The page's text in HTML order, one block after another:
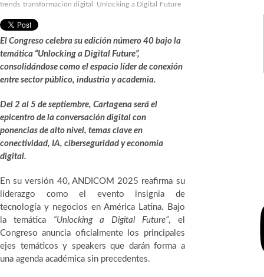
trends transformación digital Unlocking a Digital Future
El Congreso celebra su edición número 40 bajo la
temática “Unlocking a Digital Future”,
consolidándose como el espacio líder de conexión
entre sector público, industria y academia.
Del 2 al 5 de septiembre, Cartagena será el
epicentro de la conversación digital con
ponencias de alto nivel, temas clave en
conectividad, IA, ciberseguridad y economía
digital.
En su versión 40, ANDICOM 2025 reafirma su
liderazgo como el evento insignia de
tecnología y negocios en América Latina. Bajo
la temática “Unlocking a Digital Future”, el
Congreso anuncia oficialmente los principales
ejes temáticos y speakers que darán forma a
una agenda académica sin precedentes.